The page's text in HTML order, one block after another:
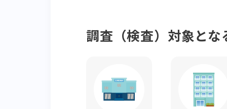
調査（検査）対象と